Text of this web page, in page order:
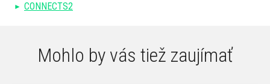
CONNECTS2
Mohlo by vás tiež zaujímať